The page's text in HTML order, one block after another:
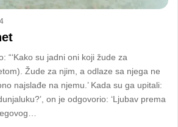
“‘Kako su jadni oni koji žude za
Žude za njim, a odlaze sa njega ne
najslađe na njemu.’ Kada su ga upitali:
on je odgovorio: ‘Ljubav prema